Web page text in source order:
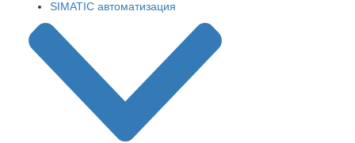
SIMATIC автоматизация